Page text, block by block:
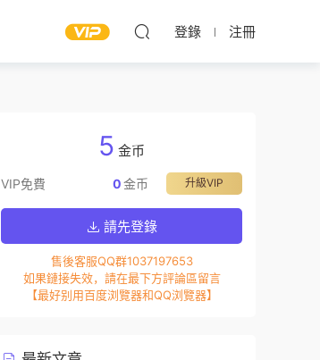
登錄 注冊
5 金币
VIP免費 升級VIP
0金币
請先登錄
售後客服QQ群1037197653
如果鏈接失效，請在最下方評論區留言
【最好别用百度浏覽器和QQ浏覽器】